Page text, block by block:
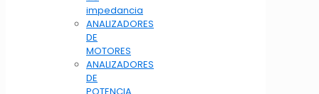
impedancia
ANALIZADORES
DE
MOTORES
ANALIZADORES
DE